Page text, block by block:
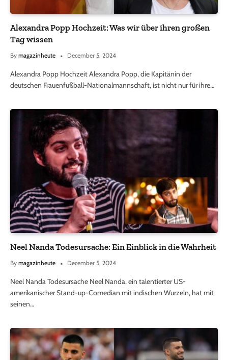
Alexandra Popp Hochzeit: Was wir über ihren großen
Tag wissen
By magazinheute December 5, 2024
Alexandra Popp Hochzeit Alexandra Popp, die Kapitänin der
deutschen Frauenfußball-Nationalmannschaft, ist nicht nur für ihre…
Neel Nanda Todesursache: Ein Einblick in die Wahrheit
By magazinheute December 5, 2024
Neel Nanda Todesursache Neel Nanda, ein talentierter US-
amerikanischer Stand-up-Comedian mit indischen Wurzeln, hat mit
seinen…